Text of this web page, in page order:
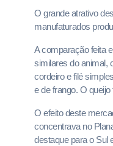
O grande atrativo
manufaturados
A comparação feita
similares do animal,
cordeiro e filé
e de frango. O
O efeito deste
concentrava no
destaque para o Sul